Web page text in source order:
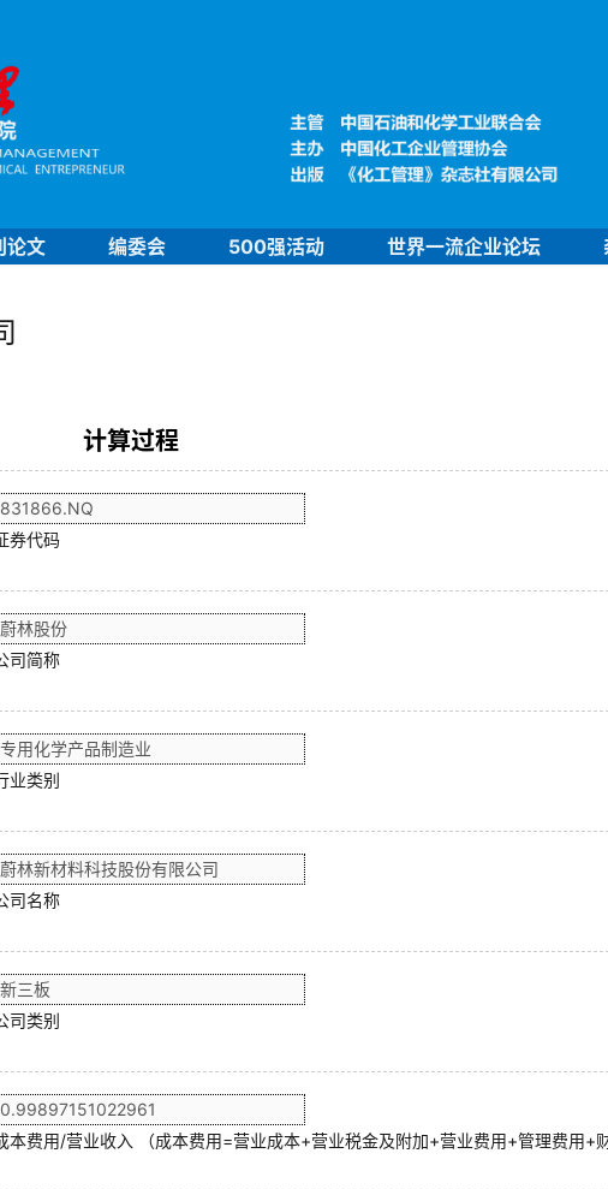
论文 编委会 500强活动 世界一流企业论坛
计算过程
券代码
司简称
业类别
司名称
司类别
本费用/营业收入 （成本费用=营业成本+营业税金及附加+营业费用+管理费用+财